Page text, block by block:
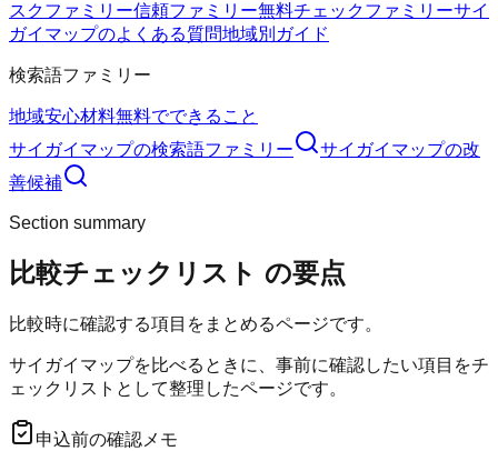
スクファミリー信頼ファミリー無料チェックファミリーサイ
ガイマップのよくある質問地域別ガイド
検索語ファミリー
地域安心材料無料でできること
サイガイマップの検索語ファミリー サイガイマップの改
善候補
Section summary
比較チェックリスト の要点
比較時に確認する項目をまとめるページです。
サイガイマップを比べるときに、事前に確認したい項目をチ
ェックリストとして整理したページです。
申込前の確認メモ